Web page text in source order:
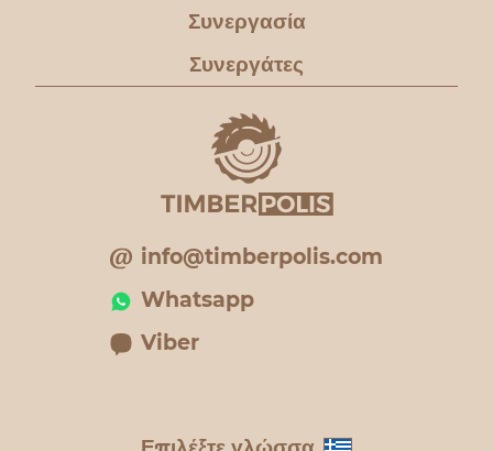
Συνεργασία
Συνεργάτες
info@timberpolis.com
Whatsapp
Viber